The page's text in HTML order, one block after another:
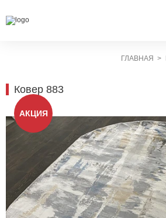
ГЛАВНАЯ
Ковер 883
АКЦИЯ